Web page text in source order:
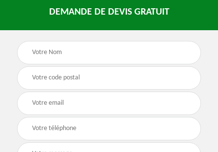
DEMANDE DE DEVIS GRATUIT